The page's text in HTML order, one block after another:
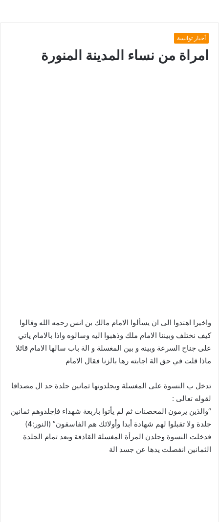
أخبار توانسة
امراة من نساء المدينة المنورة
واخيرا اهتدوا الى ان يسألوا الامام مالك بن انس رحمه الله وقالوا
كيف نختلف وبيننا الامام ملك وذهبوا اليه وسالوه واذا بالامام ياتي
على جناح السرعة وبينه و بين المغسلة و الة باب سالها الامام قائلا
ماذا قلت في حق الة اجابته رها بالزنا فقال الامام
تدخل ب النسوة على المغسلة ويجلدونها ثمانين جلدة حد ال مصداقا
لقوله تعالى :
“والذين يرمون المحصنات ثم لم يأتوا باربعة شهداء فإجلدوهم ثمانين
جلدة ولا تقبلوا لهم شهادة أبدا وأولائك هم الفاسقون” (النور:4)
فدخلت النسوة وجلدن المرأة المغسلة القاذفة وبعد تمام الجلدة
الثمانين انفصلت يدها عن جسد الة